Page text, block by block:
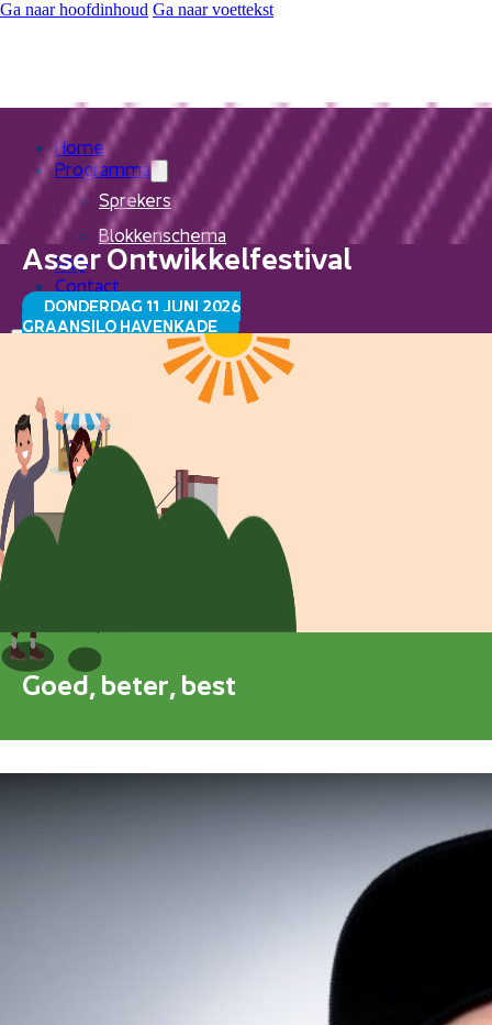
Ga naar hoofdinhoud Ga naar voettekst
Home
Programma
Sprekers
Blokkenschema
FAQ
Contact
Home
Programma
Sprekers
Blokkenschema
Asser Ontwikkelfestival
DONDERDAG 11 JUNI 2026
GRAANSILO HAVENKADE
Goed, beter, best